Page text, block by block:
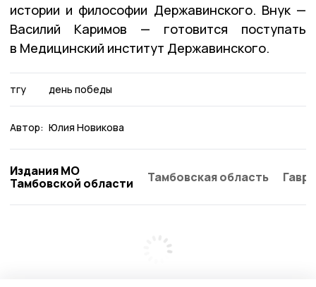
истории и философии Державинского. Внук —
Василий Каримов — готовится поступать
в Медицинский институт Державинского.
тгу день победы
Автор: Юлия Новикова
Издания МО
Тамбовской области
Тамбовская область